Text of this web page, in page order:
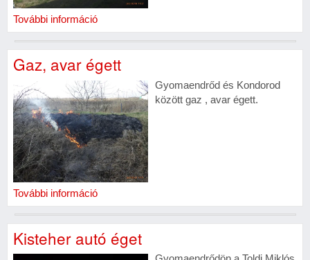
További információ
Gaz, avar égett
Gyomaendrőd és Kondorod
között gaz , avar égett.
További információ
Kisteher autó éget